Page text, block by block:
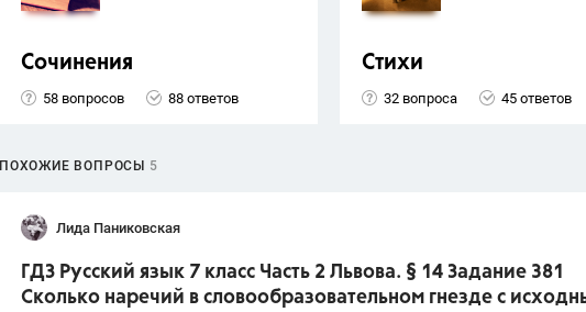
Сочинения
58 вопросов 88 ответов
Стихи
32 вопроса 45 ответов
ПОХОЖИЕ ВОПРОСЫ 5
Лида Паниковская
ГДЗ Русский язык 7 класс Часть 2 Львова. § 14 Задание 381
Сколько наречий в словообразовательном гнезде с